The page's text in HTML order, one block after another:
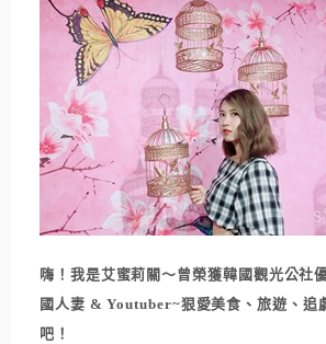
嗨！我是艾蜜莉關～曾榮獲韓國觀光公社
國人妻 & Youtuber~狠愛美食、旅遊、追
吧！